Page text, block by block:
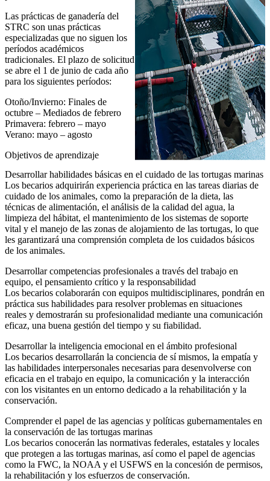
Las prácticas de ganadería del
STRC son unas prácticas
especializadas que no siguen los
períodos académicos
tradicionales. El plazo de solicitud
se abre el 1 de junio de cada año
para los siguientes períodos:
Otoño/Invierno: Finales de
octubre – Mediados de febrero
Primavera: febrero – mayo
Verano: mayo – agosto
Objetivos de aprendizaje
Desarrollar habilidades básicas en el cuidado de las tortugas marinas
Los becarios adquirirán experiencia práctica en las tareas diarias de
cuidado de los animales, como la preparación de la dieta, las
técnicas de alimentación, el análisis de la calidad del agua, la
limpieza del hábitat, el mantenimiento de los sistemas de soporte
vital y el manejo de las zonas de alojamiento de las tortugas, lo que
les garantizará una comprensión completa de los cuidados básicos
de los animales.
Desarrollar competencias profesionales a través del trabajo en
equipo, el pensamiento crítico y la responsabilidad
Los becarios colaborarán con equipos multidisciplinares, pondrán en
práctica sus habilidades para resolver problemas en situaciones
reales y demostrarán su profesionalidad mediante una comunicación
eficaz, una buena gestión del tiempo y su fiabilidad.
Desarrollar la inteligencia emocional en el ámbito profesional
Los becarios desarrollarán la conciencia de sí mismos, la empatía y
las habilidades interpersonales necesarias para desenvolverse con
eficacia en el trabajo en equipo, la comunicación y la interacción
con los visitantes en un entorno dedicado a la rehabilitación y la
conservación.
Comprender el papel de las agencias y políticas gubernamentales en
la conservación de las tortugas marinas
Los becarios conocerán las normativas federales, estatales y locales
que protegen a las tortugas marinas, así como el papel de agencias
como la FWC, la NOAA y el USFWS en la concesión de permisos,
la rehabilitación y los esfuerzos de conservación.